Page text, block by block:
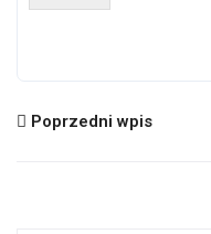
Poprzedni wpis